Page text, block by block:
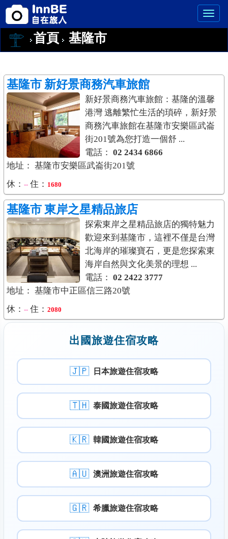
首頁 基隆市
基隆市 新好景商務汽車旅館
新好景商務汽車旅館：基隆的溫馨
港灣 逃離繁忙生活的瑣碎，新好景
商務汽車旅館在基隆市安樂區武崙
街201號為您打造一個舒 ...
電話： 02 2434 6866
地址： 基隆市安樂區武崙街201號
休： -- 住： 1680
基隆市 東岸之星精品旅店
探索東岸之星精品旅店的獨特魅力
歡迎來到基隆市，這裡不僅是台灣
北海岸的璀璨寶石，更是您探索東
海岸自然與文化美景的理想 ...
電話： 02 2422 3777
地址： 基隆市中正區信三路20號
休： -- 住： 2080
出國旅遊住宿攻略
🇯🇵 日本旅遊住宿攻略
🇹🇭 泰國旅遊住宿攻略
🇰🇷 韓國旅遊住宿攻略
🇦🇺 澳洲旅遊住宿攻略
🇬🇷 希臘旅遊住宿攻略